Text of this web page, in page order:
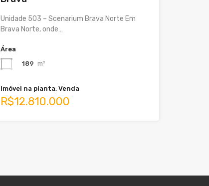
Unidade 503 – Scenarium Brava Norte Em
Brava Norte, onde…
Área
189 m²
Imóvel na planta, Venda
R$12.810.000